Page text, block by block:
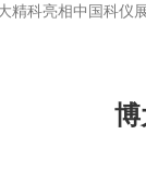
精科亮相中国科仪
博